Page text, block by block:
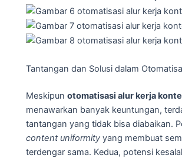
Tantangan dan Solusi dalam
Meskipun otomatisasi alur kerja
menawarkan banyak keuntungan,
tantangan yang tidak bisa diabaikan.
content uniformity yang membuat
terdengar sama. Kedua, potensi